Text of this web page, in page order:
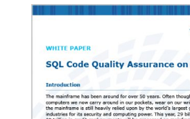
Fiche technique :
charge de travail
DB/IQ WL permet un accès
paquets ou aux déclarations